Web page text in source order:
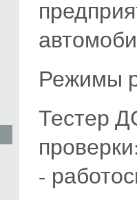
Режимы
Тестер
-